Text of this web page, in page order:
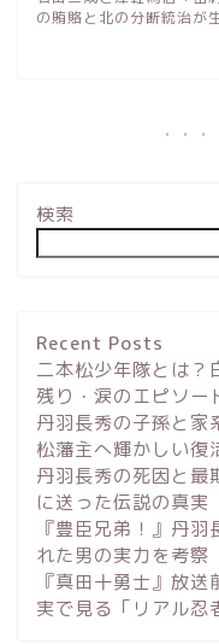
の賄賂と北の分断統治が
検索
Recent Posts
二本松少年隊とは？
残り・涙のエピソー
丹羽長秀の子孫と家
松藩主へ輝かしい復
丹羽長秀の死因と最
に送った伝説の真実
『豊臣兄弟！』丹
れた男の実力を考察
『真田十勇士』放
実で見る「リアル忍